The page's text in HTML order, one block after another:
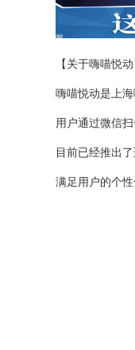
【关于嗨喵悦
嗨喵悦动是上
用户通过微信
目前已经推出
满足用户的个